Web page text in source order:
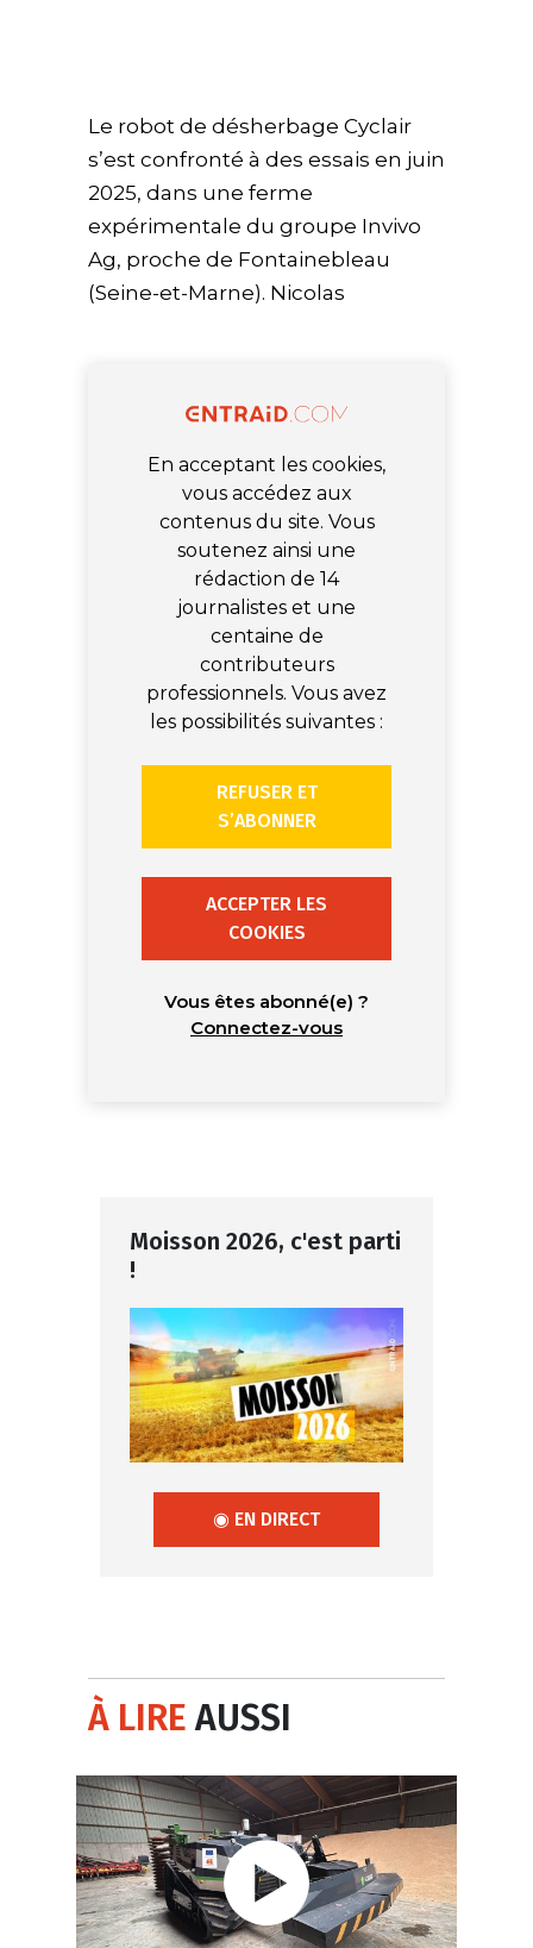
Le robot de désherbage Cyclair
s’est confronté à des essais en juin
2025, dans une ferme
expérimentale du groupe Invivo
Ag, proche de Fontainebleau
(Seine-et-Marne). Nicolas
En acceptant les cookies,
vous accédez aux
contenus du site. Vous
soutenez ainsi une
rédaction de 14
journalistes et une
centaine de
contributeurs
professionnels. Vous avez
les possibilités suivantes :
REFUSER ET
S’ABONNER
ACCEPTER LES
COOKIES
Vous êtes abonné(e) ?
Connectez-vous
Moisson 2026, c'est parti
!
◉ EN DIRECT
À LIREAUSSI